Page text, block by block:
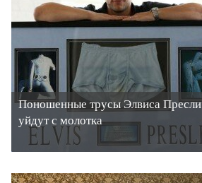
Поношенные трусы Элвиса Пресли
уйдут с молотка